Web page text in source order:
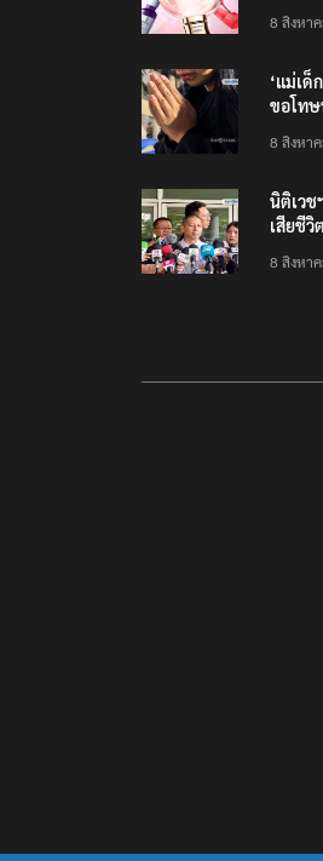
คว้าไล
ตลาดไ
8 สิงหา
‘แม่เด็
ขอโทษ
เสียชีวิ
8 สิงหา
นิติเวช
เสียชีวิ
จุดสำคั
8 สิงหา